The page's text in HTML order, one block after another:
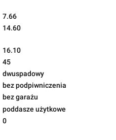
7.66
14.60
16.10
45
dwuspadowy
bez podpiwniczenia
bez garażu
poddasze użytkowe
0